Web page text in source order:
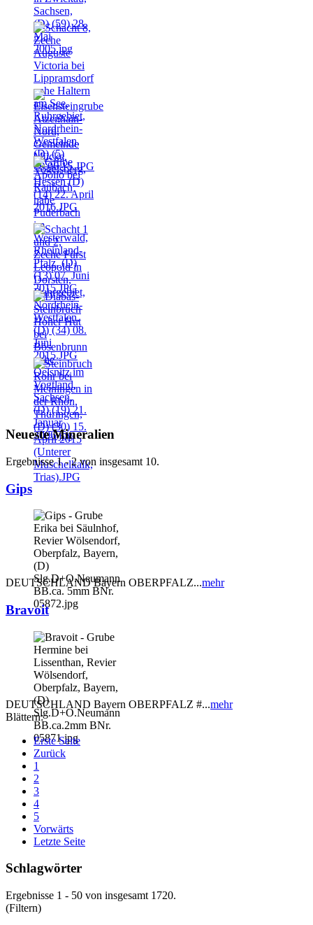
Neueste Mineralien
Ergebnisse 1 - 2 von insgesamt 10.
Gips
DEUTSCHLAND Bayern OBERPFALZ...mehr
Bravoit
DEUTSCHLAND Bayern OBERPFALZ #...mehr
Blättern:
Erste Seite
Zurück
1
2
3
4
5
Vorwärts
Letzte Seite
Schlagwörter
Ergebnisse 1 - 50 von insgesamt 1720.
(Filtern)